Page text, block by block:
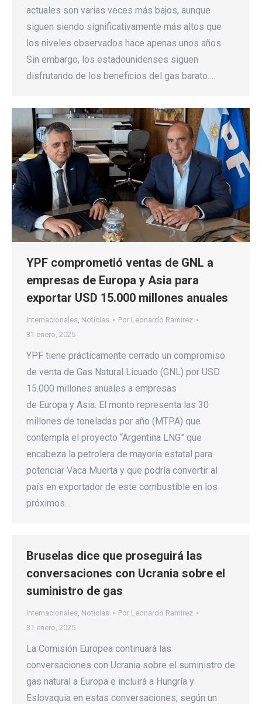
actuales son varias veces más bajos, aunque
siguen siendo significativamente más altos que
los niveles observados hace apenas unos años.
Sin embargo, los estadounidenses siguen
disfrutando de los beneficios del gas barato.…
YPF comprometió ventas de GNL a
empresas de Europa y Asia para
exportar USD 15.000 millones anuales
Internacionales, Noticias Por Leonardo Ramirez
31 enero, 2025
YPF tiene prácticamente cerrado un compromiso
de venta de Gas Natural Licuado (GNL) por USD
15.000 millones anuales a empresas
de Europa y Asia. El monto representa las 30
millones de toneladas por año (MTPA) que
contempla el proyecto “Argentina LNG” que
encabeza la petrolera de mayoría estatal para
potenciar Vaca Muerta y que podría convertir al
país en exportador de este combustible en los
próximos…
Bruselas dice que proseguirá las
conversaciones con Ucrania sobre el
suministro de gas
Internacionales, Noticias Por Leonardo Ramirez
31 enero, 2025
La Comisión Europea continuará las
conversaciones con Ucrania sobre el suministro de
gas natural a Europa e incluirá a Hungría y
Eslovaquia en estas conversaciones, según un